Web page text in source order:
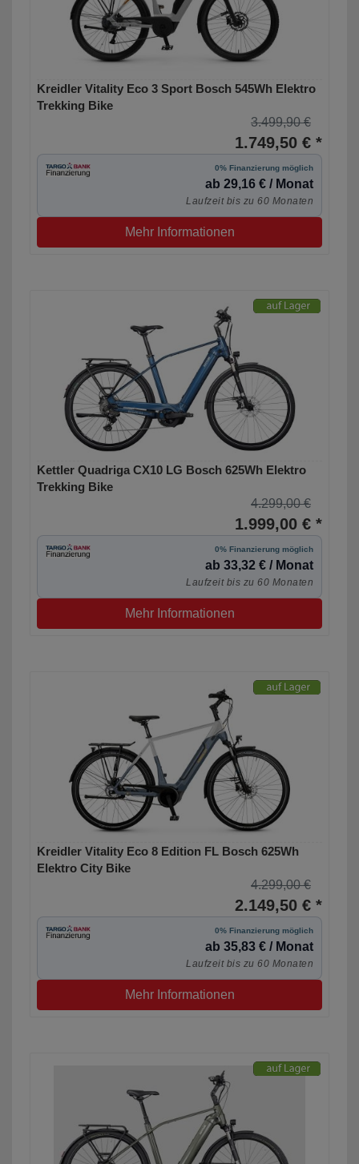
Kreidler Vitality Eco 3 Sport Bosch 545Wh Elektro
Trekking Bike
3.499,90 €
1.749,50 € *
0% Finanzierung möglich
ab 29,16 € / Monat
Laufzeit bis zu 60 Monaten
Mehr Informationen
Kettler Quadriga CX10 LG Bosch 625Wh Elektro
Trekking Bike
4.299,00 €
1.999,00 € *
0% Finanzierung möglich
ab 33,32 € / Monat
Laufzeit bis zu 60 Monaten
Mehr Informationen
Kreidler Vitality Eco 8 Edition FL Bosch 625Wh
Elektro City Bike
4.299,00 €
2.149,50 € *
0% Finanzierung möglich
ab 35,83 € / Monat
Laufzeit bis zu 60 Monaten
Mehr Informationen